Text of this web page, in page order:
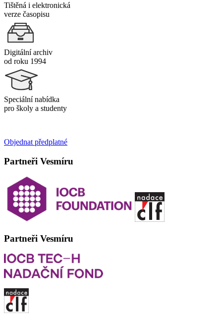
Tištěná i elektronická
verze časopisu
Digitální archiv
od roku 1994
Speciální nabídka
pro školy a studenty
Objednat předplatné
Partneři Vesmíru
Partneři Vesmíru